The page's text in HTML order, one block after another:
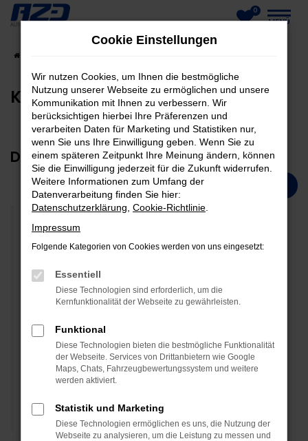
Zum
springen
0
MENÜ
KUNDENMEINUNGEN
DAS SCHREIBEN KUNDEN ÜBER UNS:
JETZT MEINUNG SCHREIBEN
Nach einem völlig überhöhten Kostenvoranschlag
gewechselt und hochzufrieden betreut worden.
Herr Arslanparcasi hat sich sehr freundlich
gegangen, nachdem alles am Auto repariert war
plus TÜV, ehrlich und kompetent betreut worden
zu sein. Gerade in heutiger Zeit zeigt sich , dass
Sabine B., 08.05.2026
Cookie Einstellungen
Wir nutzen Cookies, um Ihnen die bestmögliche
Nutzung unserer Webseite zu ermöglichen und unsere
Kommunikation mit Ihnen zu verbessern. Wir
berücksichtigen hierbei Ihre Präferenzen und
verarbeiten Daten für Marketing und Statistiken nur,
wenn Sie uns Ihre Einwilligung geben. Wenn Sie zu
einem späteren Zeitpunkt Ihre Meinung ändern, können
Sie die Einwilligung jederzeit für die Zukunft widerrufen.
Weitere Informationen zum Umfang der
Datenverarbeitung finden Sie hier:
Datenschutzerklärung Cookie-Richtlinie
Impressum
Folgende Kategorien von Cookies werden von uns eingesetzt:
Essentiell
Diese Technologien sind erforderlich, um die
Kernfunktionalität der Webseite zu gewährleisten.
Funktional
Diese Technologien bieten die bestmögliche Funktionalität
der Webseite. Services von Drittanbietern wie Google
Maps, Chats, Fahrzeugbewertungssystem und weitere
werden aktiviert.
Statistik und Marketing
Diese Technologien ermöglichen es uns, die Nutzung der
Webseite zu analysieren, um die Leistung zu messen und